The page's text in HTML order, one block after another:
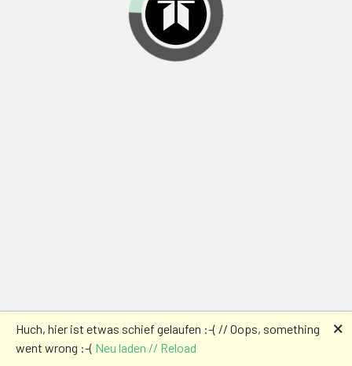
Huch, hier ist etwas schief gelaufen :-( // Oops, something
went wrong :-( Neu laden // Reload
🗙